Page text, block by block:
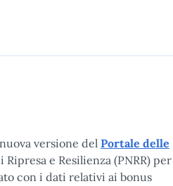
versione del Portale delle
e Resilienza (PNRR) per
con i dati relativi ai bonus